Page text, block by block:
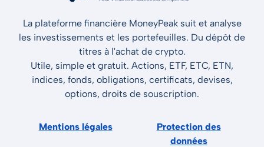
La plateforme financière MoneyPeak suit et analyse
les investissements et les portefeuilles. Du dépôt de
titres à l'achat de crypto.
Utile, simple et gratuit. Actions, ETF, ETC, ETN,
indices, fonds, obligations, certificats, devises,
options, droits de souscription.
Mentions légales
Protection des
données